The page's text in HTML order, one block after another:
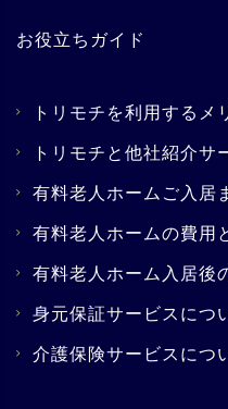
お役立ちガイド
トリモチを利用するメ
トリモチと他社紹介サ
有料老人ホームご入居
有料老人ホームの費用
有料老人ホーム入居後
身元保証サービスにつ
介護保険サービスにつ